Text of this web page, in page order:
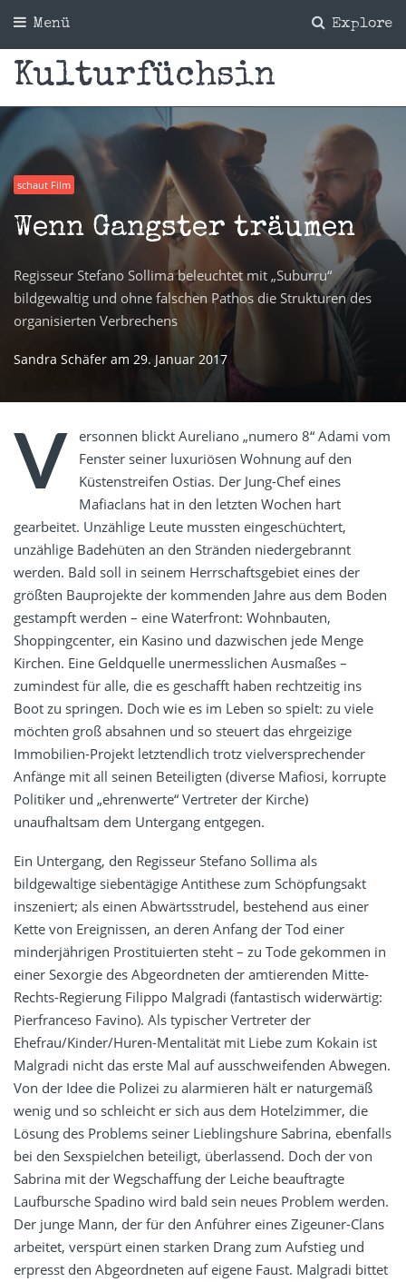
Explore
Menü
Kulturfüchsin
schaut Film
Wenn Gangster träumen
Regisseur Stefano Sollima beleuchtet mit „Suburru“
bildgewaltig und ohne falschen Pathos die Strukturen des
organisierten Verbrechens
Sandra Schäfer am 29. Januar 2017
V ersonnen blickt Aureliano „numero 8“ Adami vom
Fenster seiner luxuriösen Wohnung auf den
Küstenstreifen Ostias. Der Jung-Chef eines
Mafiaclans hat in den letzten Wochen hart
gearbeitet. Unzählige Leute mussten eingeschüchtert,
unzählige Badehüten an den Stränden niedergebrannt
werden. Bald soll in seinem Herrschaftsgebiet eines der
größten Bauprojekte der kommenden Jahre aus dem Boden
gestampft werden – eine Waterfront: Wohnbauten,
Shoppingcenter, ein Kasino und dazwischen jede Menge
Kirchen. Eine Geldquelle unermesslichen Ausmaßes –
zumindest für alle, die es geschafft haben rechtzeitig ins
Boot zu springen. Doch wie es im Leben so spielt: zu viele
möchten groß absahnen und so steuert das ehrgeizige
Immobilien-Projekt letztendlich trotz vielversprechender
Anfänge mit all seinen Beteiligten (diverse Mafiosi, korrupte
Politiker und „ehrenwerte“ Vertreter der Kirche)
unaufhaltsam dem Untergang entgegen.
Ein Untergang, den Regisseur Stefano Sollima als
bildgewaltige siebentägige Antithese zum Schöpfungsakt
inszeniert; als einen Abwärtsstrudel, bestehend aus einer
Kette von Ereignissen, an deren Anfang der Tod einer
minderjährigen Prostituierten steht – zu Tode gekommen in
einer Sexorgie des Abgeordneten der amtierenden Mitte-
Rechts-Regierung Filippo Malgradi (fantastisch widerwärtig:
Pierfranceso Favino). Als typischer Vertreter der
Ehefrau/Kinder/Huren-Mentalität mit Liebe zum Kokain ist
Malgradi nicht das erste Mal auf ausschweifenden Abwegen.
Von der Idee die Polizei zu alarmieren hält er naturgemäß
wenig und so schleicht er sich aus dem Hotelzimmer, die
Lösung des Problems seiner Lieblingshure Sabrina, ebenfalls
bei den Sexspielchen beteiligt, überlassend. Doch der von
Sabrina mit der Wegschaffung der Leiche beauftragte
Laufbursche Spadino wird bald sein neues Problem werden.
Der junge Mann, der für den Anführer eines Zigeuner-Clans
arbeitet, verspürt einen starken Drang zum Aufstieg und
erpresst den Abgeordneten auf eigene Faust. Malgradi bittet